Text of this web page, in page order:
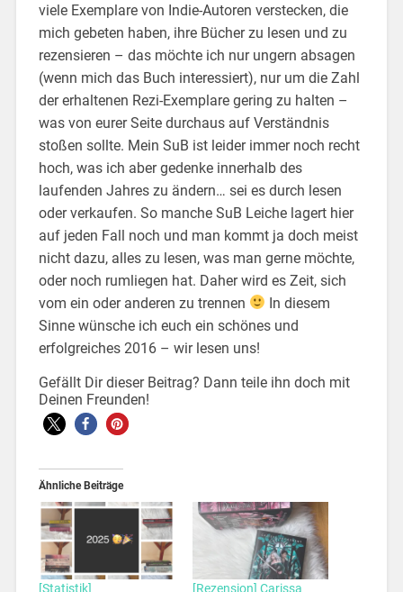
viele Exemplare von Indie-Autoren verstecken, die
mich gebeten haben, ihre Bücher zu lesen und zu
rezensieren – das möchte ich nur ungern absagen
(wenn mich das Buch interessiert), nur um die Zahl
der erhaltenen Rezi-Exemplare gering zu halten –
was von eurer Seite durchaus auf Verständnis
stoßen sollte. Mein SuB ist leider immer noch recht
hoch, was ich aber gedenke innerhalb des
laufenden Jahres zu ändern… sei es durch lesen
oder verkaufen. So manche SuB Leiche lagert hier
auf jeden Fall noch und man kommt ja doch meist
nicht dazu, alles zu lesen, was man gerne möchte,
oder noch rumliegen hat. Daher wird es Zeit, sich
vom ein oder anderen zu trennen
In diesem
Sinne wünsche ich euch ein schönes und
erfolgreiches 2016 – wir lesen uns!
Gefällt Dir dieser Beitrag? Dann teile ihn doch mit
Deinen Freunden!
Ähnliche Beiträge
[Statistik] [Rezension] Carissa